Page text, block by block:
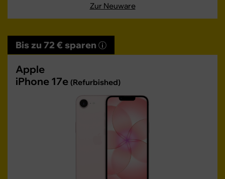
Zur Neuware
Bis zu 72 € sparen
Apple
iPhone 17e (Refurbished)